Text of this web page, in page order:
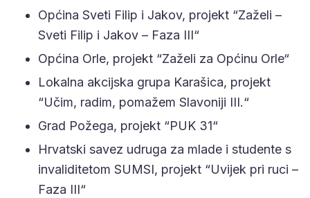
Općina Sveti Filip i Jakov, projekt “Zaželi –
Sveti Filip i Jakov – Faza III“
Općina Orle, projekt “Zaželi za Općinu Orle“
Lokalna akcijska grupa Karašica, projekt
“Učim, radim, pomažem Slavoniji III.“
Grad Požega, projekt “PUK 31“
Hrvatski savez udruga za mlade i studente s
invaliditetom SUMSI, projekt “Uvijek pri ruci –
Faza III“